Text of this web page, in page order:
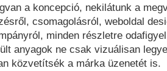
a koncepció, nekilátunk a
csomagolásról, weboldal
minden részletre
anyagok ne csak vizuálisan
közvetítsék a márka üzenetét is.